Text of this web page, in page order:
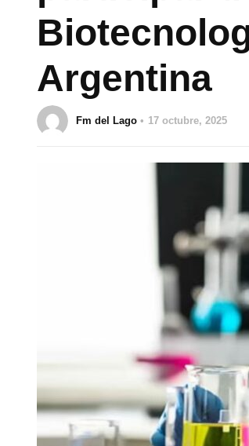
Argentina
Fm del Lago 17 octubre, 2025